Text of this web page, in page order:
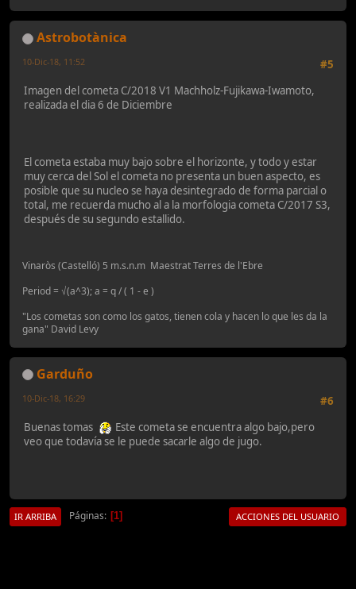
Astrobotànica
#5
10-Dic-18, 11:52
Imagen del cometa C/2018 V1 Machholz-Fujikawa-Iwamoto,
realizada el dia 6 de Diciembre
El cometa estaba muy bajo sobre el horizonte, y todo y estar
muy cerca del Sol el cometa no presenta un buen aspecto, es
posible que su nucleo se haya desintegrado de forma parcial o
total, me recuerda mucho al a la morfologia cometa C/2017 S3,
después de su segundo estallido.
Vinaròs (Castelló) 5 m.s.n.m Maestrat Terres de l'Ebre
Period = √(a^3); a = q / ( 1 - e )
"Los cometas son como los gatos, tienen cola y hacen lo que les da la
gana" David Levy
Garduño
#6
10-Dic-18, 16:29
Buenas tomas
Este cometa se encuentra algo bajo,pero
veo que todavía se le puede sacarle algo de jugo.
IR ARRIBA Páginas 1 ACCIONES DEL USUARIO